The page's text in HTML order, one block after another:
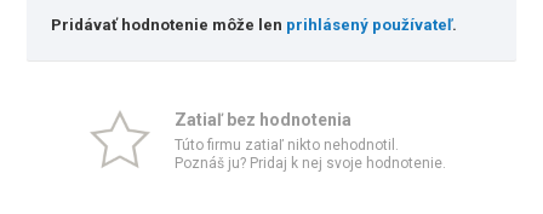
Pridávať hodnotenie môže len prihlásený používateľ.
Zatiaľ bez hodnotenia
Túto firmu zatiaľ nikto nehodnotil.
Poznáš ju? Pridaj k nej svoje hodnotenie.